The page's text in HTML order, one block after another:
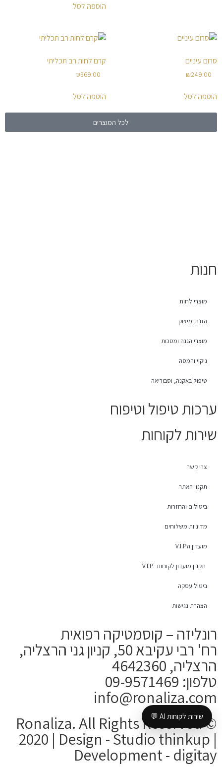
הוספה לסל
סרום עיניים
₪249.00
הוספה לסל
קרם לחות רב תכליתי
₪369.00
הוספה לסל
לכל המוצרים
חנות
מוצרי לחות
הזנה ומיצוק
מוצרי הגנה ומסכות
ניקוי והמסה
טיפול באקנה, וסבוריאה
ערכות טיפול וטיפוח
שירות לקוחות
צרי קשר
תקנון האתר
ביטולים והחזרות
מדיניות משלוחים
מועדון הV.I.P
תקנון מועדון לקוחות V.I.P
ביטול עסקה
הצהרת נגישות
רונליזה – קוסמטיקה רפואית
רח' רבי עקיבא 50, קניון גני הרצליה,
הרצליה, 4642360
טלפון: 09-9571469
info@ronaliza.com
Ronaliza. All Rights Reserved ©
2020 | Design - Studio thinkup |
Development - digitay
שירות לקוחות AI 💬